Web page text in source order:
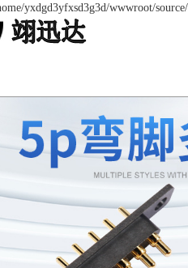
yxdgd3yfxsd3g3d/wwwroot/